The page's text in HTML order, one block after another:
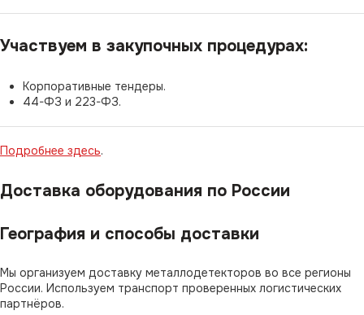
Участвуем в закупочных процедурах:
Корпоративные тендеры.
44-ФЗ и 223-ФЗ.
Подробнее здесь.
Доставка оборудования по России
География и способы доставки
Мы организуем доставку металлодетекторов во все регионы
России. Используем транспорт проверенных логистических
партнёров.